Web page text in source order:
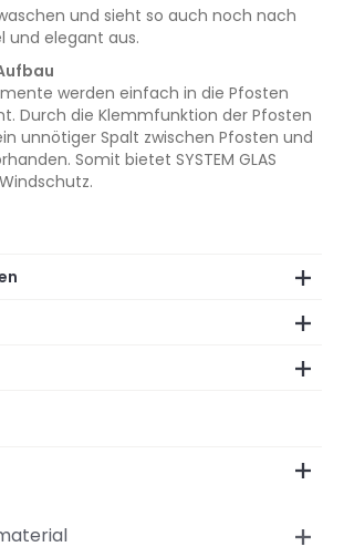
und sieht so auch noch nach
und elegant aus.
werden einfach in die Pfosten
Durch die Klemmfunktion der Pfosten
unnötiger Spalt zwischen Pfosten und
Somit bietet SYSTEM GLAS